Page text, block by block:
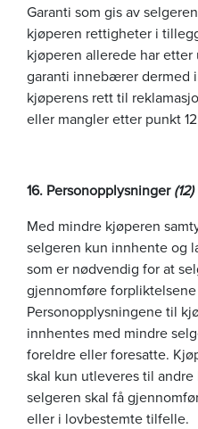
Garanti som gis av
kjøperen rettigheter i
kjøperen allerede har
garanti innebærer dermed
kjøperens rett til
eller mangler etter punkt 12
16. Personopplysninger(12)
Med mindre kjøperen
selgeren kun innhente og
som er nødvendig for at
gjennomføre
Personopplysningene til
innhentes med mindre
foreldre eller foresatte.
skal kun utleveres til
selgeren skal få
eller i lovbestemte tilfelle.